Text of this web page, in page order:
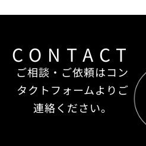
CONTACT
ご相談・ご依頼はコン
タクトフォームよりご
連絡ください。